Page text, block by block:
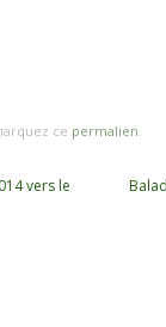
ce permalien.
vers le